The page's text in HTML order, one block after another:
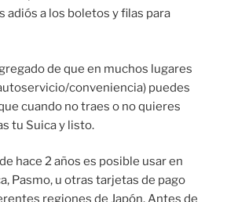
adiós a los boletos y filas para
de que en muchos lugares
conveniencia) puedes
cuando no traes o no quieres
tu Suica y listo.
hace 2 años es posible usar en
Pasmo, u otras tarjetas de pago
regiones de Japón. Antes de